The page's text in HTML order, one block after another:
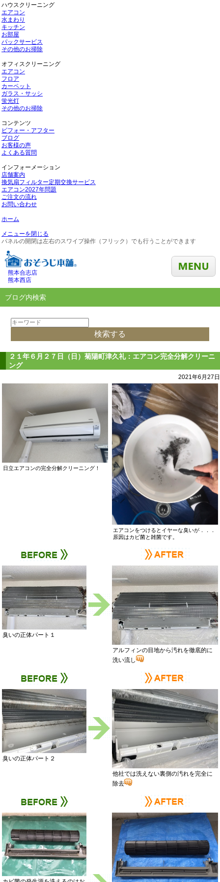
ハウスクリーニング
エアコン
水まわり
キッチン
お部屋
パックサービス
その他のお掃除
オフィスクリーニング
エアコン
フロア
カーペット
ガラス・サッシ
蛍光灯
その他のお掃除
コンテンツ
ビフォー・アフター
ブログ
お客様の声
よくある質問
インフォーメーション
店舗案内
換気扇フィルター定期交換サービス
エアコン2027年問題
ご注文の流れ
お問い合わせ
ホーム
メニューを閉じる
パネルの開閉は左右のスワイプ操作（フリック）でも行うことができます
熊本合志店
熊本西店
ブログ内検索
２１年６月２７日（日）菊陽町津久礼：エアコン完全分解クリーニ
ング
2021年6月27日
日立エアコンの完全分解クリーニング！
エアコンをつけるとイヤーな臭いが．．．
原因はカビ菌と雑菌です。
臭いの正体パート１
アルフィンの目地から汚れを徹底的に
洗い流し
臭いの正体パート２
他社では洗えない裏側の汚れを完全に
除去